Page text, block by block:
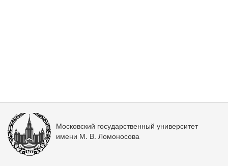
Московский государственный университет
имени М. В. Ломоносова